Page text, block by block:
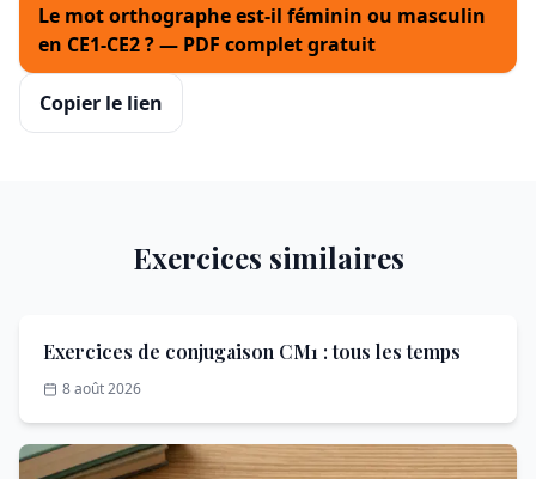
Le mot orthographe est-il féminin ou masculin
en CE1-CE2 ? — PDF complet gratuit
Copier le lien
Exercices similaires
Exercices de conjugaison CM1 : tous les temps
8 août 2026